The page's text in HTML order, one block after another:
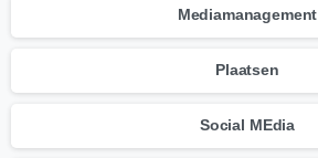
Mediamanagement
Plaatsen
Social MEdia